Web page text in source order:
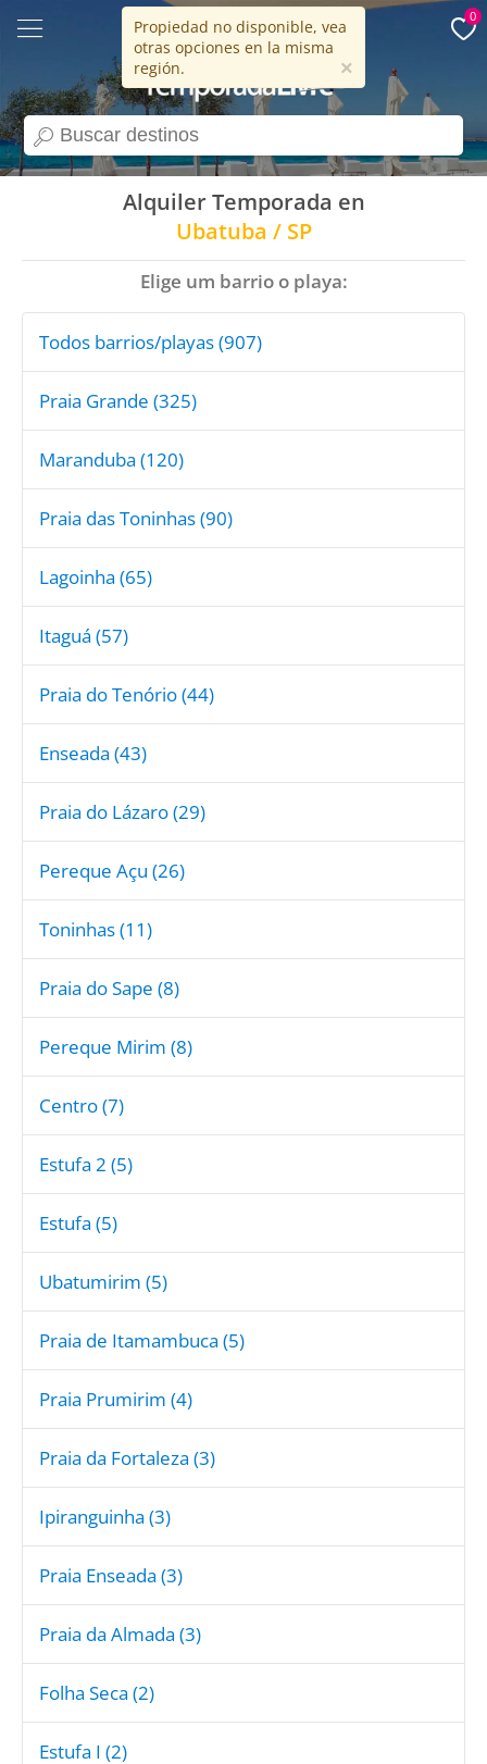
search
15 años
0
Propiedad no disponible, vea
otras opciones en la misma
región.
×
Alquiler Temporada en
Ubatuba / SP
Elige um barrio o playa:
Todos barrios/playas (907)
Praia Grande (325)
Maranduba (120)
Praia das Toninhas (90)
Lagoinha (65)
Itaguá (57)
Praia do Tenório (44)
Enseada (43)
Praia do Lázaro (29)
Pereque Açu (26)
Toninhas (11)
Praia do Sape (8)
Pereque Mirim (8)
Centro (7)
Estufa 2 (5)
Estufa (5)
Ubatumirim (5)
Praia de Itamambuca (5)
Praia Prumirim (4)
Praia da Fortaleza (3)
Ipiranguinha (3)
Praia Enseada (3)
Praia da Almada (3)
Folha Seca (2)
Estufa I (2)